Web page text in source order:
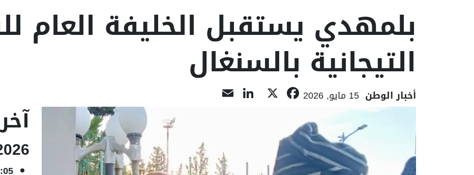
بلمهدي يستقبل الخليفة العام
التيجانية بالسنغال
أخبار الوطن 15 مايو, 2026 Facebook
LinkedIn